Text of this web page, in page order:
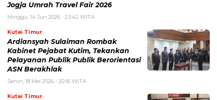
Jogja Umrah Travel Fair 2026
Minggu, 14 Jun 2026 - 23:42 WITA
Kutai Timur
Ardiansyah Sulaiman Rombak
Kabinet Pejabat Kutim, Tekankan
Pelayanan Publik Publik Berorientasi
ASN Berakhlak
Senin, 18 Mei 2026 - 20:16 WITA
Kutai Timur